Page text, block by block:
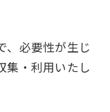
、必要性が生じ
集・利用いたし